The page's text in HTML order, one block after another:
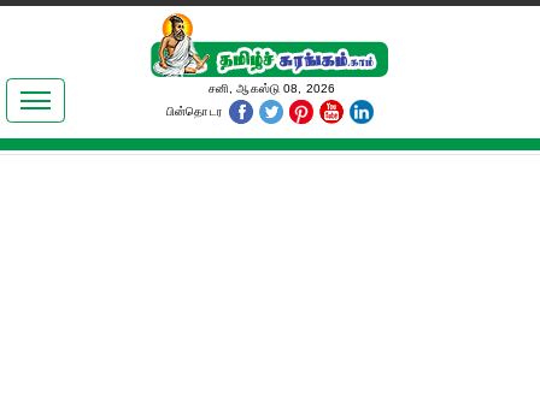
இலக்கியங்கள்
தமிழ் உலகம்
சனி, ஆகஸ்டு 08, 2026
பின்தொடர